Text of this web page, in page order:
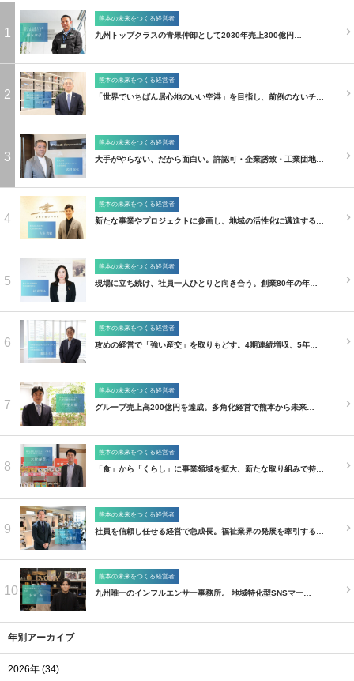
1
熊本の未来をつくる経営者
九州トップクラスの青果仲卸として2030年売上300億円…
2
熊本の未来をつくる経営者
「世界でいちばん居心地のいい空港」を目指し、前例のないチ…
3
熊本の未来をつくる経営者
大手がやらない、だから面白い。許認可・企業誘致・工業団地…
4
熊本の未来をつくる経営者
新たな事業やプロジェクトに参画し、地域の活性化に邁進する…
5
熊本の未来をつくる経営者
現場に立ち続け、社員一人ひとりと向き合う。創業80年の年…
6
熊本の未来をつくる経営者
攻めの経営で「強い産交」を取りもどす。4期連続増収、5年…
7
熊本の未来をつくる経営者
グループ売上高200億円を達成。多角化経営で熊本から未来…
8
熊本の未来をつくる経営者
「食」から「くらし」に事業領域を拡大、新たな取り組みで持…
9
熊本の未来をつくる経営者
社員を信頼し任せる経営で急成長。福祉業界の発展を牽引する…
10
熊本の未来をつくる経営者
九州唯一のインフルエンサー事務所。 地域特化型SNSマー…
年別アーカイブ
2026年 (34)